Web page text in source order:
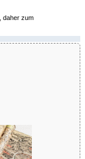
daher zum